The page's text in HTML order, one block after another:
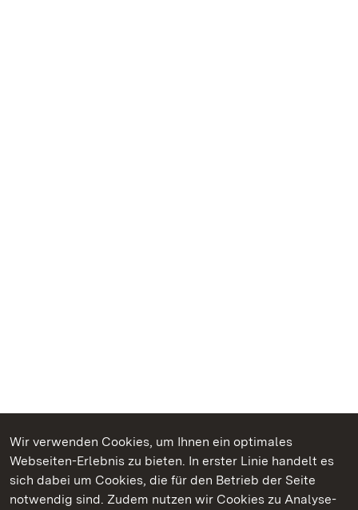
Wir verwenden Cookies, um Ihnen ein optimales
Webseiten-Erlebnis zu bieten. In erster Linie handelt es
sich dabei um Cookies, die für den Betrieb der Seite
notwendig sind. Zudem nutzen wir Cookies zu Analyse-
Kommen. Staunen. Genießen.